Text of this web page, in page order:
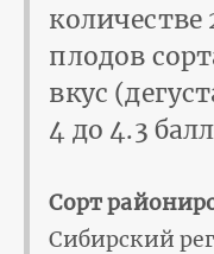
плодов
вкус
4 до 4.3
Сорт
Сибирский